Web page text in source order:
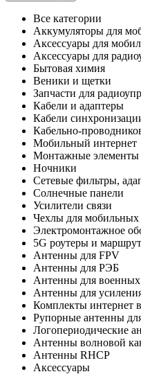
Все категории
Аккумуляторы для
Аксессуары для
Аксессуары для
Бытовая химия
Веники и щетки
Запчасти для
Кабели и адаптеры
Кабели
Кабельно-
Мобильный интернет
Монтажные элементы
Ночники
Сетевые фильтры,
Солнечные панели
Усилители связи
Чехлы для мобильных
Электромонтажное
5G роутеры и
Антенны для FPV
Антенны для РЭБ
Антенны для военных
Антенны для
Комплекты интернет
Рупорные антенны
Логопериодические
Антенны волновой
Антенны RHCP
Аксессуары